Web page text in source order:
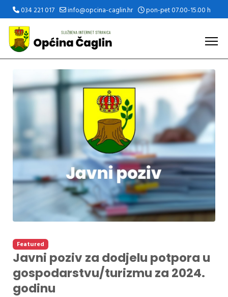
034 221 017 info@opcina-caglin.hr pon-pet 07.00-15.00 h
Featured
Javni poziv za dodjelu potpora u
gospodarstvu/turizmu za 2024.
godinu